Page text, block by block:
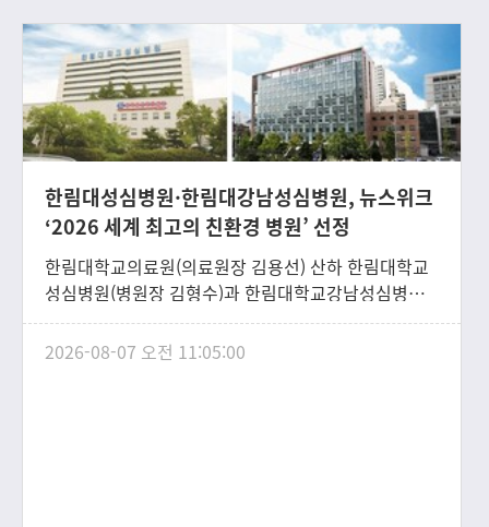
한림대성심병원·한림대강남성심병원, 뉴스위크
‘2026 세계 최고의 친환경 병원’ 선정
한림대학교의료원(의료원장 김용선) 산하 한림대학교
성심병원(병원장 김형수)과 한림대학교강남성심병원
(병원장 이동진)이 글로벌 시사주간지 뉴스위크
(Newsweek)가 발표한 ‘2026 세계 최고의 친환경 병
2026-08-07 오전 11:05:00